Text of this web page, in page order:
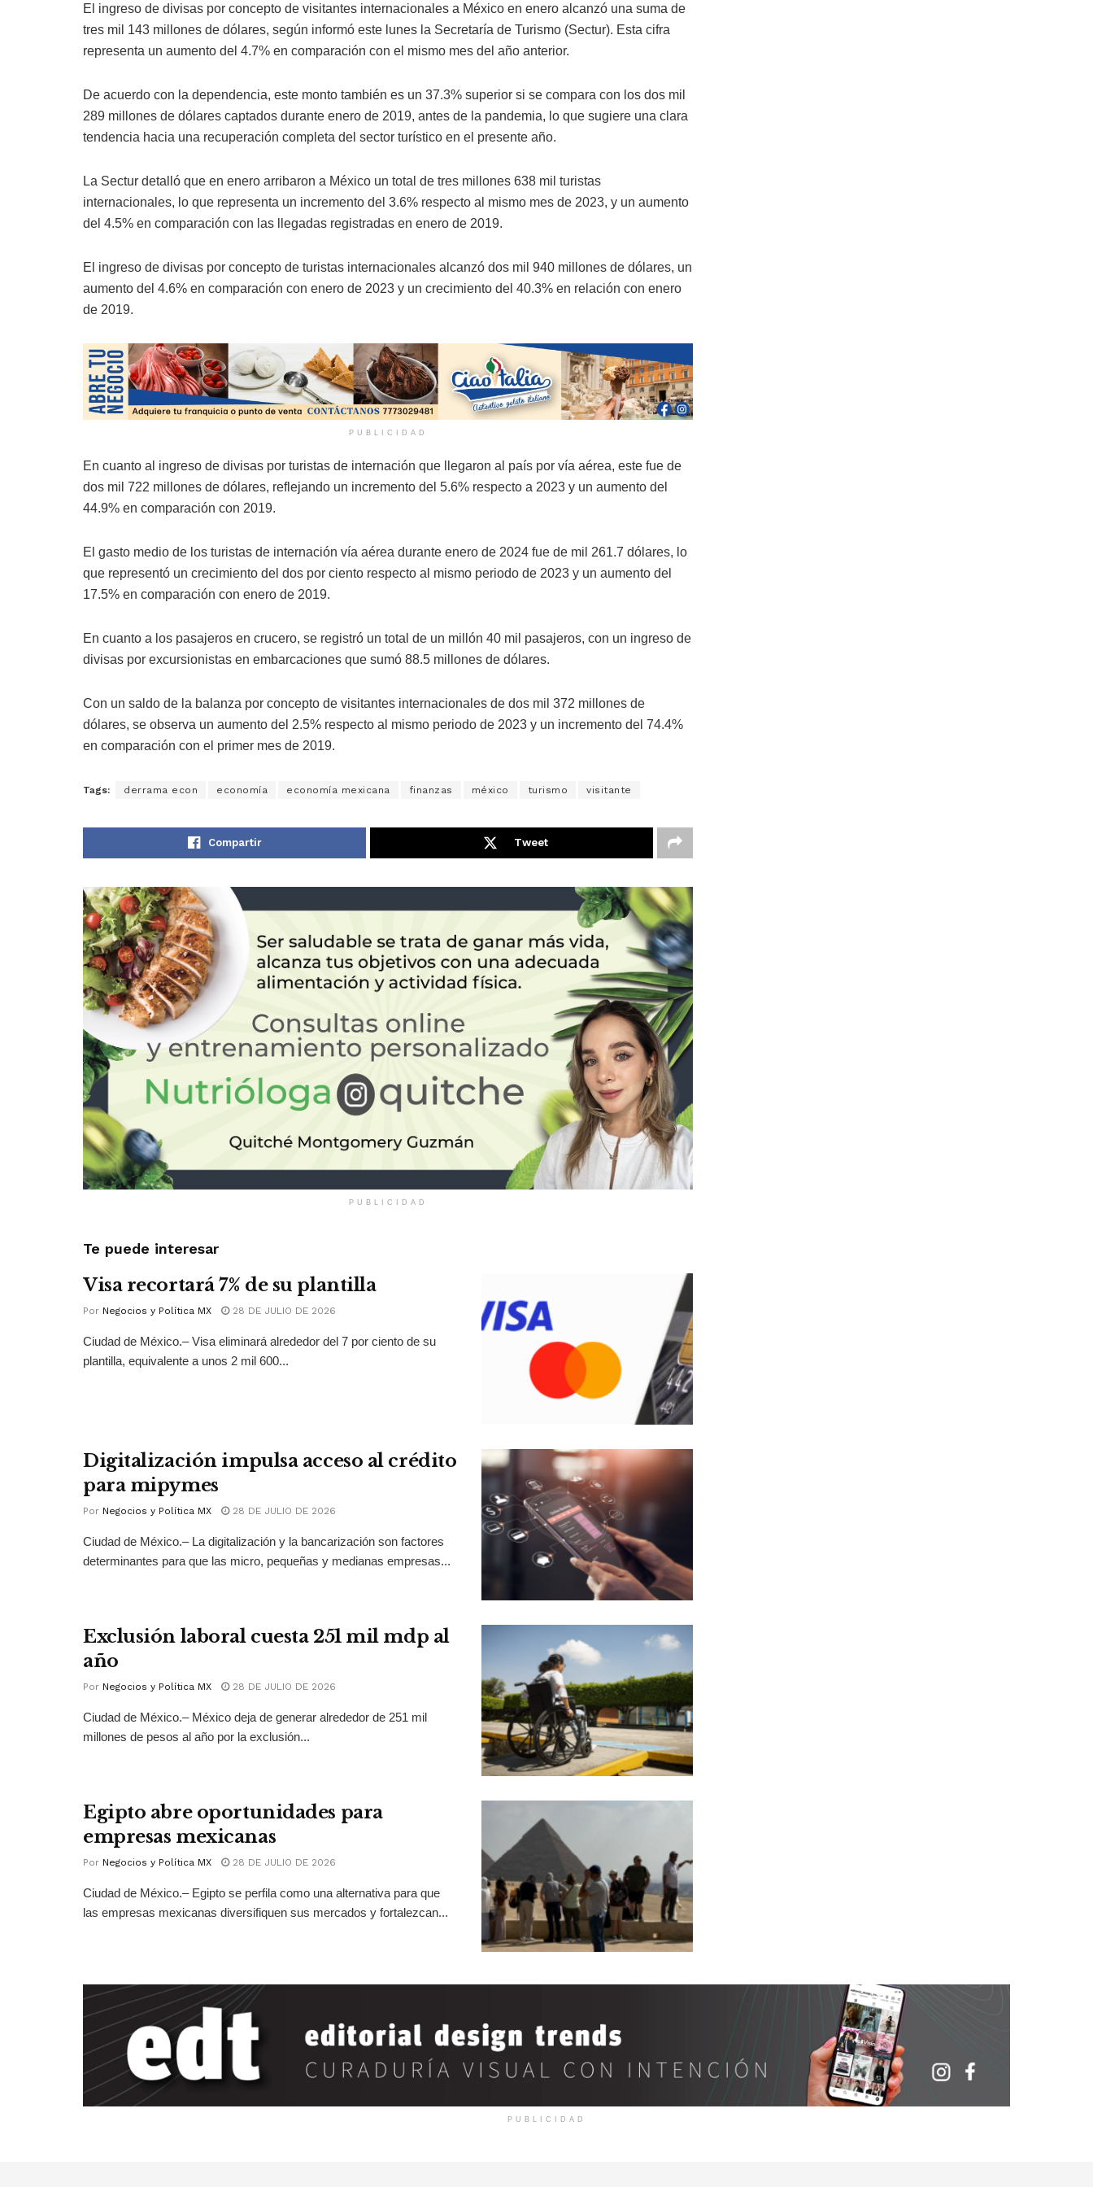
El ingreso de divisas por concepto de visitantes internacionales a México en enero alcanzó una suma de
tres mil 143 millones de dólares, según informó este lunes la Secretaría de Turismo (Sectur). Esta cifra
representa un aumento del 4.7% en comparación con el mismo mes del año anterior.
De acuerdo con la dependencia, este monto también es un 37.3% superior si se compara con los dos mil
289 millones de dólares captados durante enero de 2019, antes de la pandemia, lo que sugiere una clara
tendencia hacia una recuperación completa del sector turístico en el presente año.
La Sectur detalló que en enero arribaron a México un total de tres millones 638 mil turistas
internacionales, lo que representa un incremento del 3.6% respecto al mismo mes de 2023, y un aumento
del 4.5% en comparación con las llegadas registradas en enero de 2019.
El ingreso de divisas por concepto de turistas internacionales alcanzó dos mil 940 millones de dólares, un
aumento del 4.6% en comparación con enero de 2023 y un crecimiento del 40.3% en relación con enero
de 2019.
PUBLICIDAD
En cuanto al ingreso de divisas por turistas de internación que llegaron al país por vía aérea, este fue de
dos mil 722 millones de dólares, reflejando un incremento del 5.6% respecto a 2023 y un aumento del
44.9% en comparación con 2019.
El gasto medio de los turistas de internación vía aérea durante enero de 2024 fue de mil 261.7 dólares, lo
que representó un crecimiento del dos por ciento respecto al mismo periodo de 2023 y un aumento del
17.5% en comparación con enero de 2019.
En cuanto a los pasajeros en crucero, se registró un total de un millón 40 mil pasajeros, con un ingreso de
divisas por excursionistas en embarcaciones que sumó 88.5 millones de dólares.
Con un saldo de la balanza por concepto de visitantes internacionales de dos mil 372 millones de
dólares, se observa un aumento del 2.5% respecto al mismo periodo de 2023 y un incremento del 74.4%
en comparación con el primer mes de 2019.
Tags: derrama econ economía economía mexicana finanzas méxico turismo visitante
Compartir Tweet
PUBLICIDAD
Te puede interesar
Visa recortará 7% de su plantilla
Por Negocios y Política MX 28 DE JULIO DE 2026
Ciudad de México.– Visa eliminará alrededor del 7 por ciento de su
plantilla, equivalente a unos 2 mil 600...
Digitalización impulsa acceso al crédito
para mipymes
Por Negocios y Política MX 28 DE JULIO DE 2026
Ciudad de México.– La digitalización y la bancarización son factores
determinantes para que las micro, pequeñas y medianas empresas...
Exclusión laboral cuesta 251 mil mdp al
año
Por Negocios y Política MX 28 DE JULIO DE 2026
Ciudad de México.– México deja de generar alrededor de 251 mil
millones de pesos al año por la exclusión...
Egipto abre oportunidades para
empresas mexicanas
Por Negocios y Política MX 28 DE JULIO DE 2026
Ciudad de México.– Egipto se perfila como una alternativa para que
las empresas mexicanas diversifiquen sus mercados y fortalezcan...
PUBLICIDAD